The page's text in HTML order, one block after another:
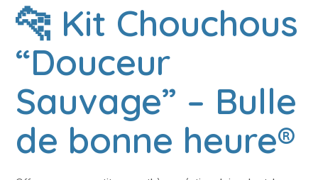
🐆 Kit Chouchous
“Douceur
Sauvage” – Bulle
de bonne heure®